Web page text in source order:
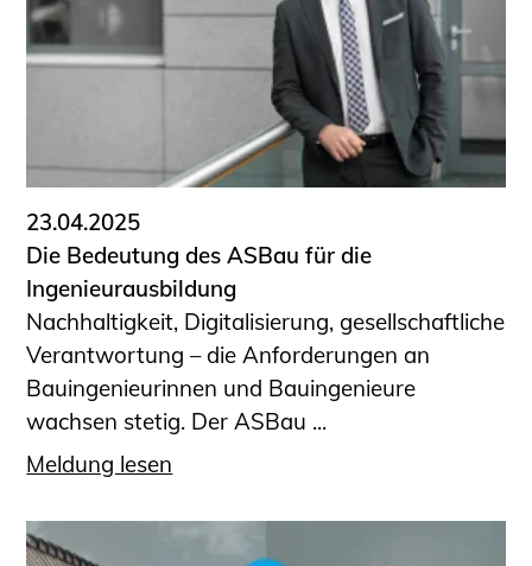
23.04.2025
Die Bedeutung des ASBau für die
Ingenieurausbildung
Nachhaltigkeit, Digitalisierung, gesellschaftliche
Verantwortung – die Anforderungen an
Bauingenieurinnen und Bauingenieure
wachsen stetig. Der ASBau ...
Meldung lesen